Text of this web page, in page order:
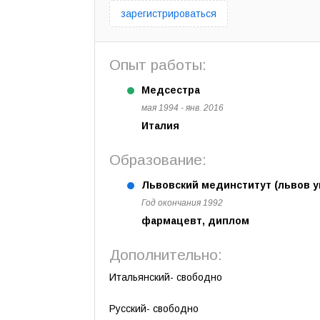
зарегистрироваться
Опыт работы:
Медсестра
мая 1994 - янв. 2016
Италия
Образование:
Львовский мединститут (львов
Год окончания 1992
фармацевт, диплом
Дополнительно:
Итальянский- свободно
Русский- свободно